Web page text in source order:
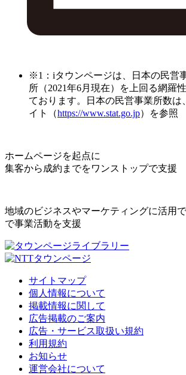
※1：iタウンページは、日本の民営
所（2021年6月現在）を上回る網羅
ております。日本の民営事業所数は
イト（https://www.stat.go.jp）を参照
ホームページを起点に
集客から成約までをワンストップで支援
地域のビジネスやマーケティングに活用
で事業活動を支援
サイトマップ
個人情報について
掲載情報に関して
広告掲載のご案内
広告・サービス取扱い規約
利用規約
お知らせ
運営会社について